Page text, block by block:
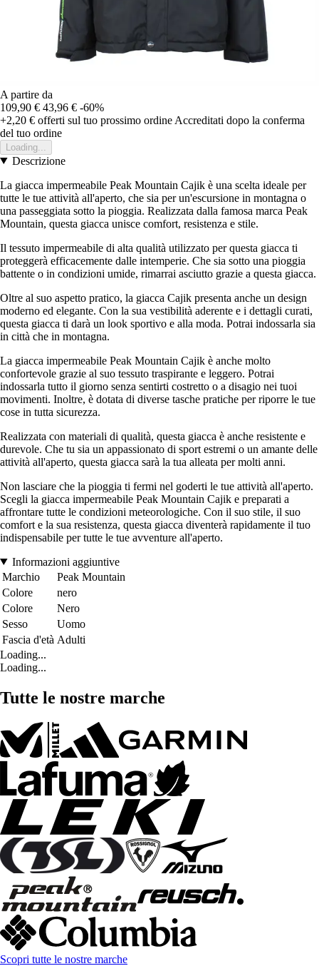
A partire da
109,90 € 43,96 € -60%
+2,20 € offerti sul tuo prossimo ordine Accreditati dopo la conferma
del tuo ordine
Loading...
Descrizione
La giacca impermeabile Peak Mountain Cajik è una scelta ideale per
tutte le tue attività all'aperto, che sia per un'escursione in montagna o
una passeggiata sotto la pioggia. Realizzata dalla famosa marca Peak
Mountain, questa giacca unisce comfort, resistenza e stile.
Il tessuto impermeabile di alta qualità utilizzato per questa giacca ti
proteggerà efficacemente dalle intemperie. Che sia sotto una pioggia
battente o in condizioni umide, rimarrai asciutto grazie a questa giacca.
Oltre al suo aspetto pratico, la giacca Cajik presenta anche un design
moderno ed elegante. Con la sua vestibilità aderente e i dettagli curati,
questa giacca ti darà un look sportivo e alla moda. Potrai indossarla sia
in città che in montagna.
La giacca impermeabile Peak Mountain Cajik è anche molto
confortevole grazie al suo tessuto traspirante e leggero. Potrai
indossarla tutto il giorno senza sentirti costretto o a disagio nei tuoi
movimenti. Inoltre, è dotata di diverse tasche pratiche per riporre le tue
cose in tutta sicurezza.
Realizzata con materiali di qualità, questa giacca è anche resistente e
durevole. Che tu sia un appassionato di sport estremi o un amante delle
attività all'aperto, questa giacca sarà la tua alleata per molti anni.
Non lasciare che la pioggia ti fermi nel goderti le tue attività all'aperto.
Scegli la giacca impermeabile Peak Mountain Cajik e preparati a
affrontare tutte le condizioni meteorologiche. Con il suo stile, il suo
comfort e la sua resistenza, questa giacca diventerà rapidamente il tuo
indispensabile per tutte le tue avventure all'aperto.
Informazioni aggiuntive
Marchio
Peak Mountain
Colore
nero
Colore
Nero
Sesso
Uomo
Fascia d'età Adulti
Loading...
Loading...
Tutte le nostre marche
Scopri tutte le nostre marche